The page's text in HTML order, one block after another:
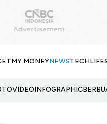
MY MONEYNEWSTECH
VIDEOINFOGRAPHIC